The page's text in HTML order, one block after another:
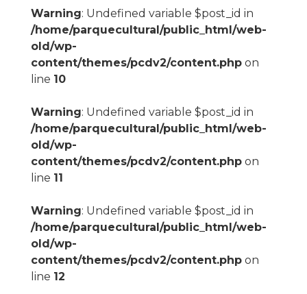
Warning: Undefined variable $post_id in
/home/parquecultural/public_html/web-
old/wp-
content/themes/pcdv2/content.phpon
line 10
Warning: Undefined variable $post_id in
/home/parquecultural/public_html/web-
old/wp-
content/themes/pcdv2/content.phpon
line 11
Warning: Undefined variable $post_id in
/home/parquecultural/public_html/web-
old/wp-
content/themes/pcdv2/content.phpon
line 12